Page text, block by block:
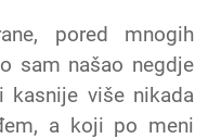
pored mnogih
sam našao negdje
kasnije više nikada
a koji po meni